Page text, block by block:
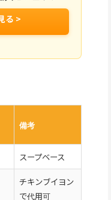
る >
備考
スープベース
チキンブイヨン
で代用可